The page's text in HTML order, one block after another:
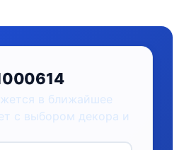
в ближайшее
с выбором декора и